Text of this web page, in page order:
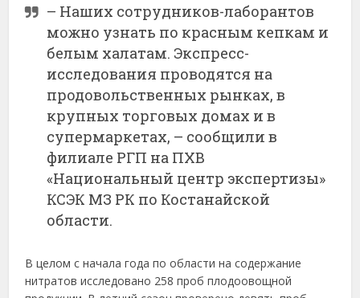
– Наших сотрудников-лаборантов
можно узнать по красным кепкам и
белым халатам. Экспресс-
исследования проводятся на
продовольственных рынках, в
крупных торговых домах и в
супермаркетах, – сообщили в
филиале РГП на ПХВ
«Национальный центр экспертизы»
КСЭК МЗ РК по Костанайской
области.
В целом с начала года по области на содержание
нитратов исследовано 258 проб плодоовощной